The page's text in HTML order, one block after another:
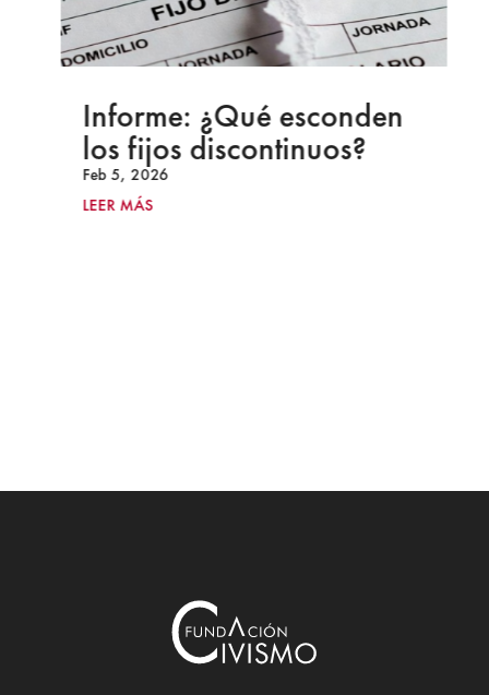
Informe: ¿Qué esconden
los fijos discontinuos?
Feb 5, 2026
LEER MÁS